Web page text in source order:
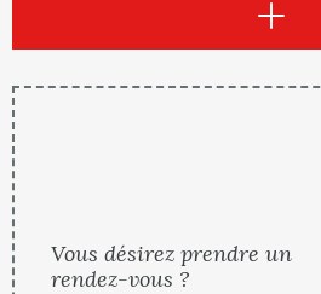
Voir plus
Vous désirez prendre un
rendez-vous ?